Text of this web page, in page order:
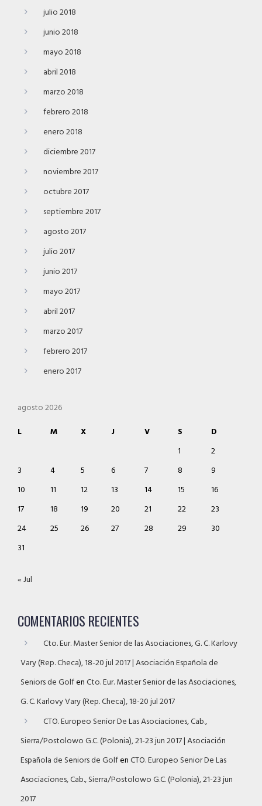
julio 2018
junio 2018
mayo 2018
abril 2018
marzo 2018
febrero 2018
enero 2018
diciembre 2017
noviembre 2017
octubre 2017
septiembre 2017
agosto 2017
julio 2017
junio 2017
mayo 2017
abril 2017
marzo 2017
febrero 2017
enero 2017
agosto 2026
L
M X J V S
D
1
2
3
4 5 6 7 8
9
10
11 12 13 14 15
16
17
18 19 20 21 22
23
24
25 26 27 28 29
30
31
« Jul
COMENTARIOS RECIENTES
Cto. Eur. Master Senior de las Asociaciones, G. C. Karlovy
Vary (Rep. Checa), 18-20 jul 2017 | Asociación Española de
Seniors de GolfenCto. Eur. Master Senior de las Asociaciones,
G. C. Karlovy Vary (Rep. Checa), 18-20 jul 2017
CTO. Europeo Senior De Las Asociaciones, Cab.,
Sierra/Postolowo G.C. (Polonia), 21-23 jun 2017 | Asociación
Española de Seniors de GolfenCTO. Europeo Senior De Las
Asociaciones, Cab., Sierra/Postolowo G.C. (Polonia), 21-23 jun
2017